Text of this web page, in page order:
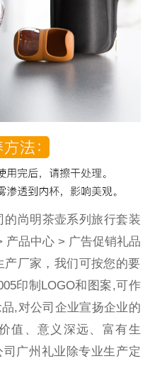
尚明茶壶系列旅行套装
产品中心> 广告促销礼品
产厂家，我们可按您的要
印制LOGO和图案,可作
,对公司企业宣扬企业的
值、意义深远、富有生
广州礼业除专业生产定